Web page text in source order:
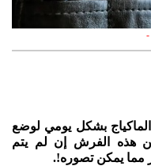
-
بشكل يومي لوضع
هذه الفرش إن لم يتم
مما يمكن تصوره!.